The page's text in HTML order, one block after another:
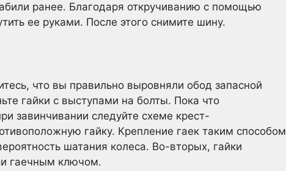
ранее. Благодаря откручиванию с помощью
ее руками. После этого снимите шину.
что вы правильно выровняли обод запасной
гайки с выступами на болты. Пока что
завинчивании следуйте схеме крест-
гайку. Крепление гаек таким способом
шатания колеса. Во-вторых, гайки
гаечным ключом.